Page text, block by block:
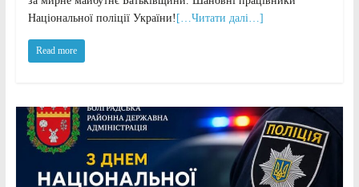
Національної поліції України! […Читати далі…]
Read more